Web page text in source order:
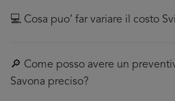
💻 Cosa puo’ far variare il costo
🔎 Come posso avere un
Savona preciso?